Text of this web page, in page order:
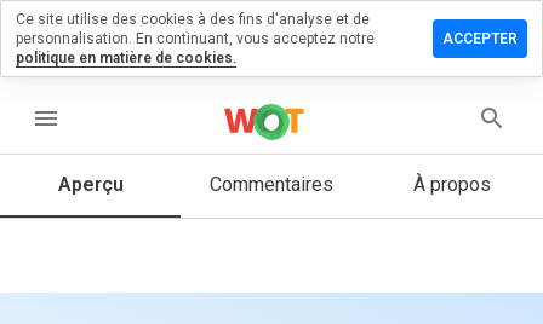
menu
Aperçu Commentaires À propos
sur
Quelle
note entre
vous à ce
Ce site utilise des cookies à des fins d'analyse et de
personnalisation. En continuant, vous acceptez notre
politique en matière de cookies.
ACCEPTER